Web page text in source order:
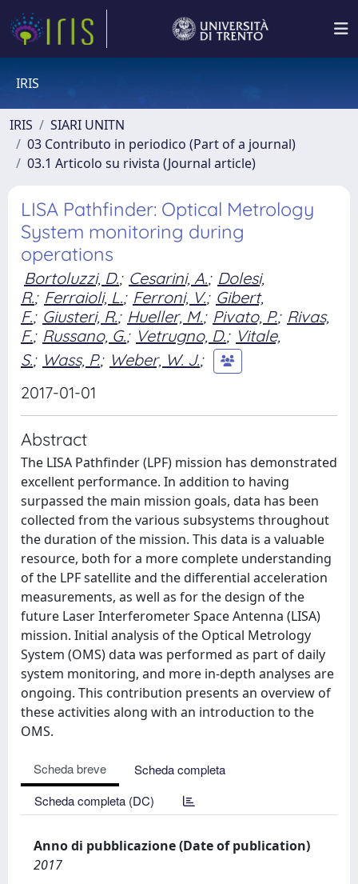
IRIS
IRIS
SIARI UNITN
03 Contributo in periodico (Part of a journal)
03.1 Articolo su rivista (Journal article)
LISA Pathfinder: Optical Metrology
System monitoring during
operations
Bortoluzzi, D.; Cesarini, A.; Dolesi,
R.; Ferraioli, L.; Ferroni, V.; Gibert,
F.; Giusteri, R.; Hueller, M.; Pivato, P.; Rivas,
F.; Russano, G.; Vetrugno, D.; Vitale,
S.; Wass, P.; Weber, W. J.;
2017-01-01
Abstract
The LISA Pathfinder (LPF) mission has demonstrated
excellent performance. In addition to having
surpassed the main mission goals, data has been
collected from the various subsystems throughout
the duration of the mission. This data is a valuable
resource, both for a more complete understanding
of the LPF satellite and the differential acceleration
measurements, as well as for the design of the
future Laser Interferometer Space Antenna (LISA)
mission. Initial analysis of the Optical Metrology
System (OMS) data was performed as part of daily
system monitoring, and more in-depth analyses are
ongoing. This contribution presents an overview of
these activities along with an introduction to the
OMS.
Scheda breve
Scheda completa
Scheda completa (DC)
Anno di pubblicazione (Date of publication)
2017